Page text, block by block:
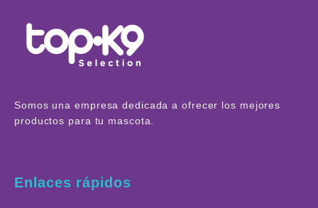
Somos una empresa dedicada a ofrecer los mejores
productos para tu mascota.
Enlaces rápidos